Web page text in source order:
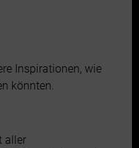
Inspirationen, wie
könnten.
aller